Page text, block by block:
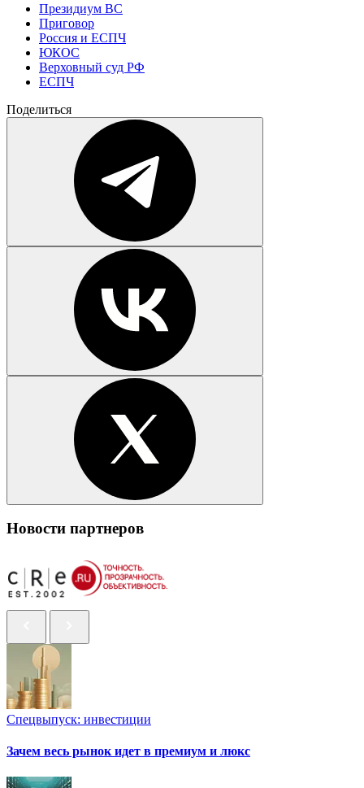
Президиум ВС
Приговор
Россия и ЕСПЧ
ЮКОС
Верховный суд РФ
ЕСПЧ
Поделиться
Новости партнеров
Спецвыпуск: инвестиции
Зачем весь рынок идет в премиум и люкс